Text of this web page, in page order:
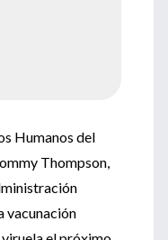
Humanos del
Thompson,
vacunación